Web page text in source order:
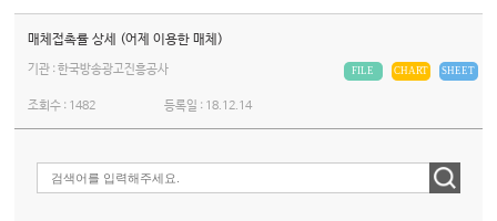
매체접촉률 상세 (어제 이용한 매체)
기관 : 한국방송광고진흥공사 SHEET
CHART
FILE
조회수 : 1482 등록일 : 18.12.14